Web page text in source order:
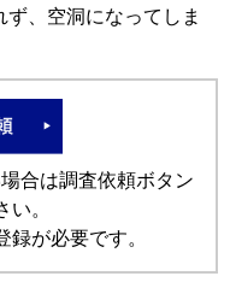
、空洞になってしま
合は調査依頼ボタン
。
が必要です。